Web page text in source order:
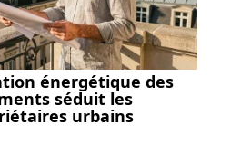
énergétique des
séduit les
urbains